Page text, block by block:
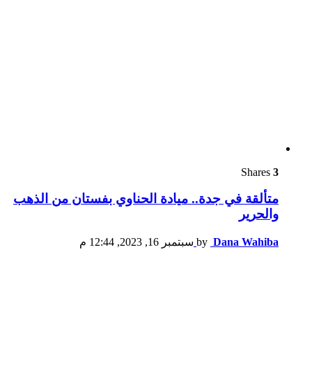
3
متألقة في جدة.. ميادة الحناوي بفستان من الذهب
والحرير
by Dana Wahiba سبتمبر 16, 2023, 12:44 م